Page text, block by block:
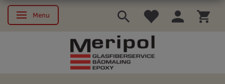
Skifte navigation
Menu